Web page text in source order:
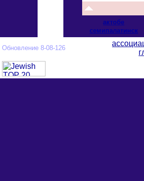
актобе
cемипалатинск
Обновление 8-08-126